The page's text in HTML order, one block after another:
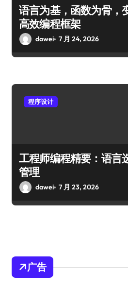
语言为基，函数为骨，
高效编程框架
dawei 7 月 24, 2026
程序设计
工程师编程精要：语言
管理
dawei 7 月 23, 2026
广告